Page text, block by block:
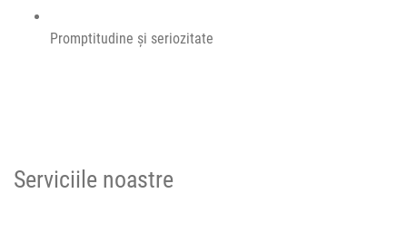
Promptitudine și seriozitate
Serviciile noastre